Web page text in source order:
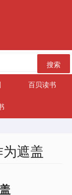
搜索
百贝读书
遮盖